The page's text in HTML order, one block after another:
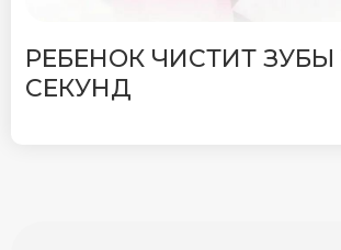
РЕБЕНОК ЧИСТИТ ЗУБЫ
СЕКУНД